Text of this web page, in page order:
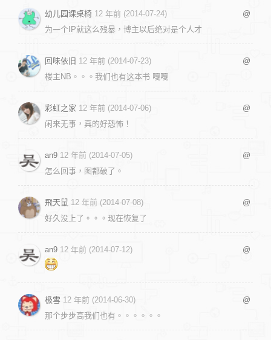
幼儿园课桌椅 12 年前 (2014-07-24)
@
为一个IP就这么残暴，博主以后绝对是个人才
回味依旧 12 年前 (2014-07-23)
@
楼主NB。。。我们也有这本书 嘎嘎
彩虹之家 12 年前 (2014-07-06)
@
闲来无事，真的好恐怖！
an9 12 年前 (2014-07-05)
@
怎么回事，图都破了。
飛天鼠 12 年前 (2014-07-08)
@
好久没上了。。。现在恢复了
an9 12 年前 (2014-07-12) @
极雪 12 年前 (2014-06-30)
@
那个步步高我们也有。。。。。。